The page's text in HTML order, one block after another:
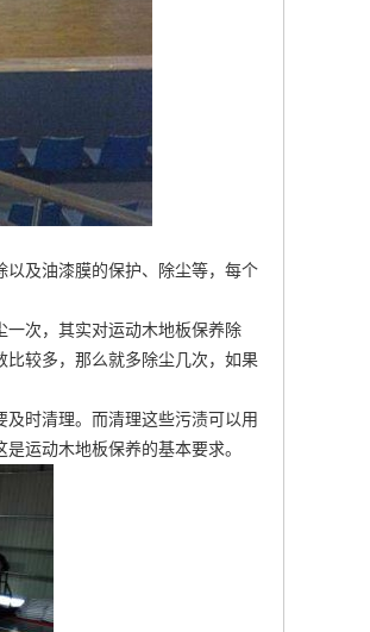
及油漆膜的保护、除尘等，每个
一次，其实对运动木地板保养除
较多，那么就多除尘几次，如果
时清理。而清理这些污渍可以用
运动木地板保养的基本要求。